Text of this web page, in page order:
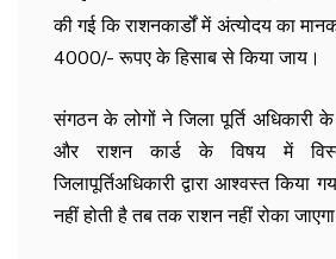
की गई कि राशनकार्डों में अंत्योदय का
4000/- रूपए के हिसाब से किया जाय।
संगठन के लोगों ने जिला पूर्ति अधिकारी
और राशन कार्ड के विषय में
जिलापूर्तिअधिकारी द्वारा आश्वस्त
नहीं होती है तब तक राशन नहीं रोका